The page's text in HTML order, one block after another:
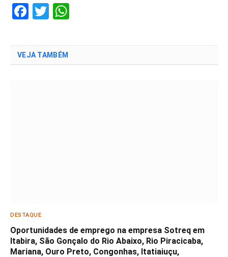
Facebook
Twitter
VEJA TAMBÉM
DESTAQUE
Oportunidades de emprego na empresa Sotreq em
Itabira, São Gonçalo do Rio Abaixo, Rio Piracicaba,
Mariana, Ouro Preto, Congonhas, Itatiaiuçu,